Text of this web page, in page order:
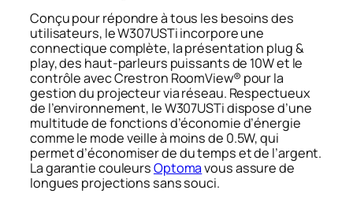
Conçu pour répondre à tous les besoins des
utilisateurs, le W307USTi incorpore une
connectique complète, la présentation plug &
play, des haut-parleurs puissants de 10W et le
contrôle avec Crestron RoomView® pour la
gestion du projecteur via réseau. Respectueux
de l’environnement, le W307USTi dispose d’une
multitude de fonctions d’économie d’énergie
comme le mode veille à moins de 0.5W, qui
permet d’économiser de du temps et de l’argent.
La garantie couleursOptomavous assure de
longues projections sans souci.